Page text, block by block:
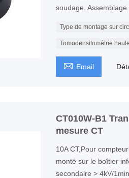
soudage.
Type de montage sur
Tomodensitométrie
 Email
CT010W-B1
mesure CT
10A CT,Pour
monté sur le boîtier
secondaire > 4kV/